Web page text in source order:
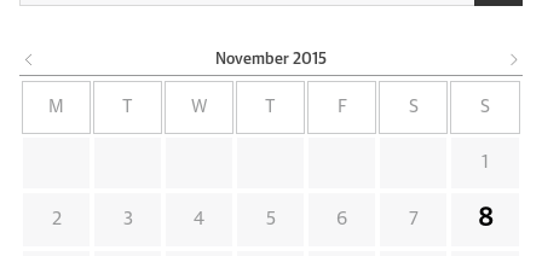
November 2015
M W F S S
1
2 3 4 5 6 7 8